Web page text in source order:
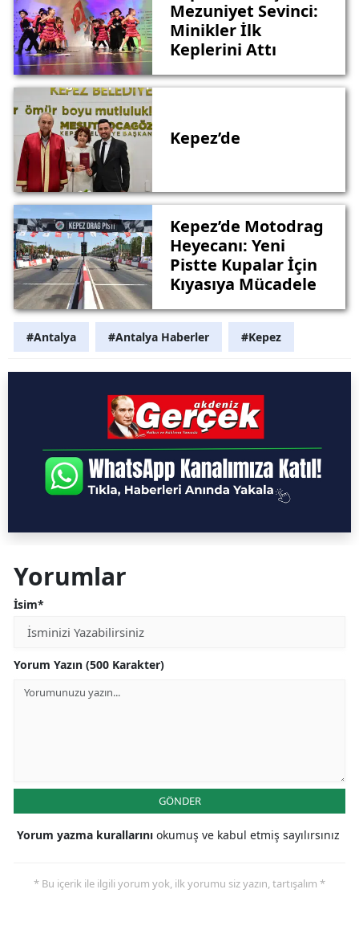
Mezuniyet Sevinci:
Minikler İlk
Keplerini Attı
Kepez’de
Kepez’de Motodrag
Heyecanı: Yeni
Pistte Kupalar İçin
Kıyasıya Mücadele
#Antalya #Antalya Haberler #Kepez
Yorumlar
İsim*
Yorum Yazın (500 Karakter)
GÖNDER
Yorum yazma kurallarını okumuş ve kabul etmiş sayılırsınız
* Bu içerik ile ilgili yorum yok, ilk yorumu siz yazın, tartışalım *